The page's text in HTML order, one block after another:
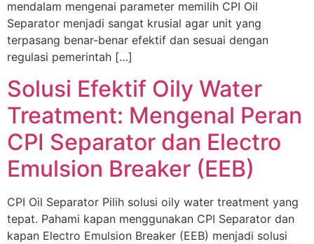
mendalam mengenai parameter memilih CPI Oil
Separator menjadi sangat krusial agar unit yang
terpasang benar-benar efektif dan sesuai dengan
regulasi pemerintah […]
Solusi Efektif Oily Water
Treatment: Mengenal Peran
CPI Separator dan Electro
Emulsion Breaker (EEB)
CPI Oil Separator Pilih solusi oily water treatment yang
tepat. Pahami kapan menggunakan CPI Separator dan
kapan Electro Emulsion Breaker (EEB) menjadi solusi